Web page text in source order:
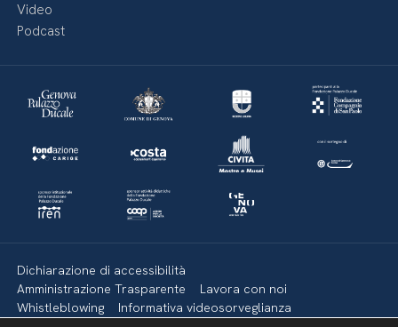
Video
Podcast
Dichiarazione di accessibilità
Amministrazione Trasparente
Lavora con noi
Whistleblowing
Informativa videosorveglianza